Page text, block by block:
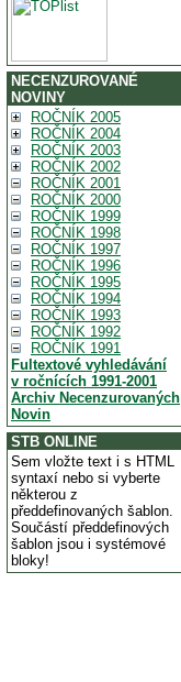
NECENZUROVANÉ
NOVINY
ROČNÍK 2005
ROČNÍK 2004
ROČNÍK 2003
ROČNÍK 2002
ROČNÍK 2001
ROČNÍK 2000
ROČNÍK 1999
ROČNÍK 1998
ROČNÍK 1997
ROČNÍK 1996
ROČNÍK 1995
ROČNÍK 1994
ROČNÍK 1993
ROČNÍK 1992
ROČNÍK 1991
Fultextové vyhledávání
v ročnících 1991-2001
Archiv Necenzurovaných
Novin
STB ONLINE
Sem vložte text i s HTML
syntaxí nebo si vyberte
některou z
předdefinovaných šablon.
Součástí předdefinových
šablon jsou i systémové
bloky!